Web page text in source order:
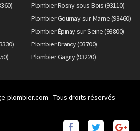
Plombier Rosny-sous-Bois (93110)
Plombier Gournay-sur-Marne (93460)
Plombier Épinay-sur-Seine (93800)
Plombier Drancy (93700)
Plombier Gagny (93220)
plombier.com - Tous droits réservés -